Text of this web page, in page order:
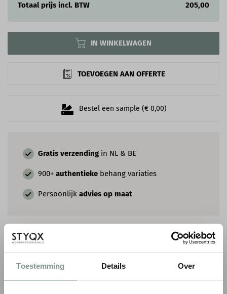
Toestemming Details Over
Gratis verzending in NL & BE
900+ authentieke behang variaties
Persoonlijk advies op maat
COMBINEER MET VERF EN SIERLIJSTEN
Totaal prijs incl. BTW
205,00
Bestel een sample (€ 0,00)
IN WINKELWAGEN
TOEVOEGEN AAN OFFERTE